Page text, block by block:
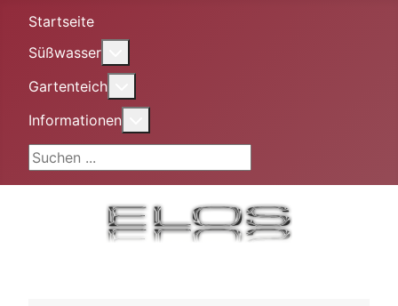
Startseite
Süßwasser
Gartenteich
Informationen
Suchen ...